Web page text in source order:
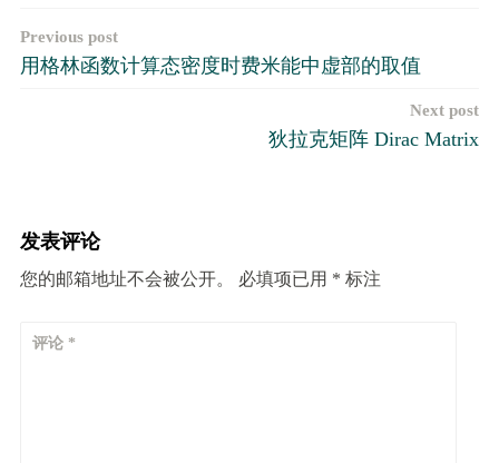
文
章
Previous post
用格林函数计算态密度时费米能中虚部的取值
Next post
狄拉克矩阵 Dirac Matrix
发表评论
您的邮箱地址不会被公开。 必填项已用 * 标注
评论 *